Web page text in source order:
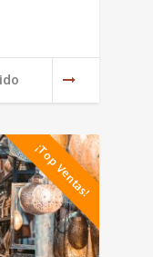
¡Top Ventas!